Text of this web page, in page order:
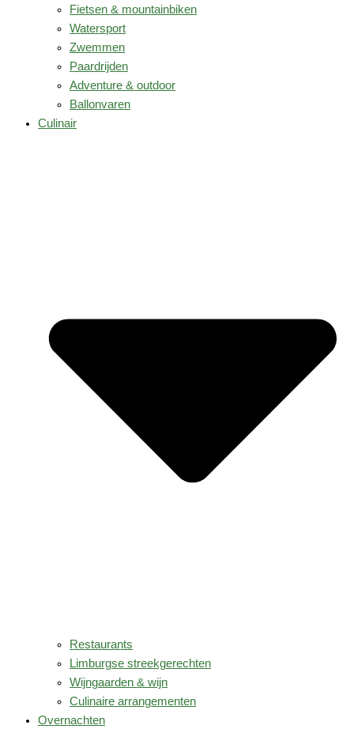
Fietsen & mountainbiken
Watersport
Zwemmen
Paardrijden
Adventure & outdoor
Ballonvaren
Culinair
Restaurants
Limburgse streekgerechten
Wijngaarden & wijn
Culinaire arrangementen
Overnachten